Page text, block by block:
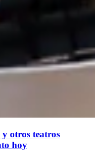
otros teatros
hoy